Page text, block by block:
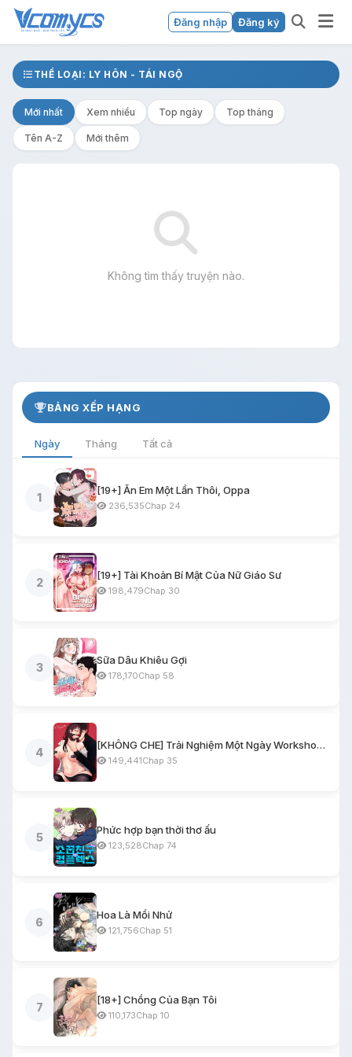
Đăng nhập Đăng ký
THỂ LOẠI: LY HÔN - TÁI NGỘ
Mới nhất Xem nhiều Top ngày Top tháng
Tên A-Z Mới thêm
Không tìm thấy truyện nào.
BẢNG XẾP HẠNG
Ngày Tháng Tất cả
1
[19+] Ăn Em Một Lần Thôi, Oppa
236,535Chap 24
2
[19+] Tài Khoản Bí Mật Của Nữ Giáo Sư
198,479Chap 30
3
Sữa Dâu Khiêu Gợi
178,170Chap 58
4
[KHÔNG CHE] Trải Nghiệm Một Ngày Workshop BDSM
149,441Chap 35
5
Phức hợp bạn thời thơ ấu
123,528Chap 74
6
Hoa Là Mồi Nhử
121,756Chap 51
7
[18+] Chồng Của Bạn Tôi
110,173Chap 10